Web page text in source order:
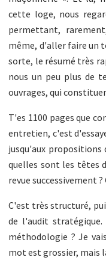
cette loge, nous
permettant,
même, d'aller faire un
sorte, le résumé très
nous un peu plus de
ouvrages, qui
T'es 1100 pages que
entretien, c'est
jusqu'aux propositions
quelles sont les têtes
revue successivement
C'est très structuré,
de l'audit
méthodologie ? Je
mot est grossier, mais